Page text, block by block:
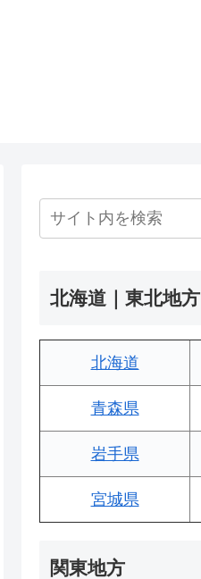
北海道｜東北地方
北海道
青森県
岩手県
宮城県
関東地方